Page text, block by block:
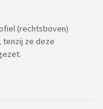
(rechtsboven)
tenzij ze deze